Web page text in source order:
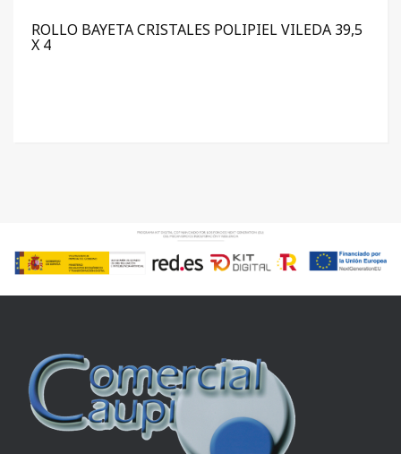
ROLLO BAYETA CRISTALES POLIPIEL VILEDA 39,5
X 4